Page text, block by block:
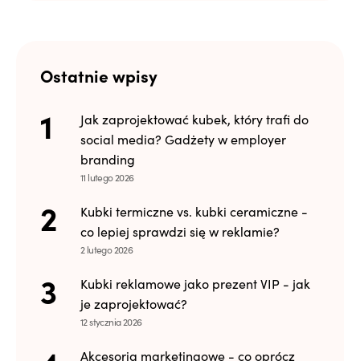
Ostatnie wpisy
Jak zaprojektować kubek, który trafi do
social media? Gadżety w employer
branding
11 lutego 2026
Kubki termiczne vs. kubki ceramiczne -
co lepiej sprawdzi się w reklamie?
2 lutego 2026
Kubki reklamowe jako prezent VIP - jak
je zaprojektować?
12 stycznia 2026
Akcesoria marketingowe - co oprócz